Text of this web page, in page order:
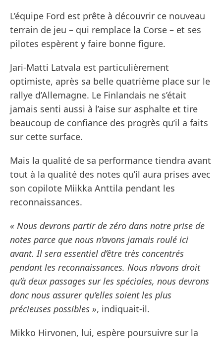
L’équipe Ford est prête à découvrir ce nouveau
terrain de jeu – qui remplace la Corse – et ses
pilotes espèrent y faire bonne figure.
Jari-Matti Latvala est particulièrement
optimiste, après sa belle quatrième place sur le
rallye d’Allemagne. Le Finlandais ne s’était
jamais senti aussi à l’aise sur asphalte et tire
beaucoup de confiance des progrès qu’il a faits
sur cette surface.
Mais la qualité de sa performance tiendra avant
tout à la qualité des notes qu’il aura prises avec
son copilote Miikka Anttila pendant les
reconnaissances.
« Nous devrons partir de zéro dans notre prise de
notes parce que nous n’avons jamais roulé ici
avant. Il sera essentiel d’être très concentrés
pendant les reconnaissances. Nous n’avons droit
qu’à deux passages sur les spéciales, nous devrons
donc nous assurer qu’elles soient les plus
précieuses possibles », indiquait-il.
Mikko Hirvonen, lui, espère poursuivre sur la